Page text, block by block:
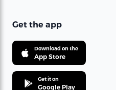
Get the app
Download on the
App Store
Get it on
Google Play